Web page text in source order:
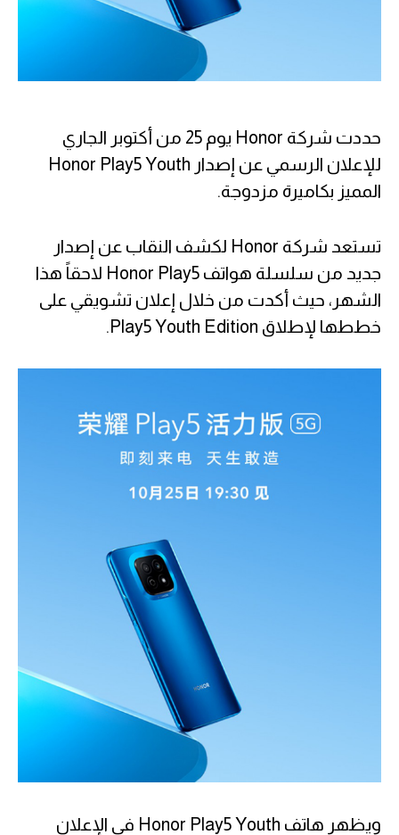
حددت شركة Honor يوم 25 من أكتوبر الجاري
للإعلان الرسمي عن إصدار Honor Play5 Youth
المميز بكاميرة مزدوجة.
تستعد شركة Honor لكشف النقاب عن إصدار
جديد من سلسلة هواتف Honor Play5 لاحقاً هذا
الشهر، حيث أكدت من خلال إعلان تشويقي على
خططها لإطلاق Play5 Youth Edition.
ويظهر هاتف Honor Play5 Youth في الإعلان